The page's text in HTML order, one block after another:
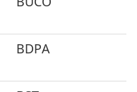
BDPA